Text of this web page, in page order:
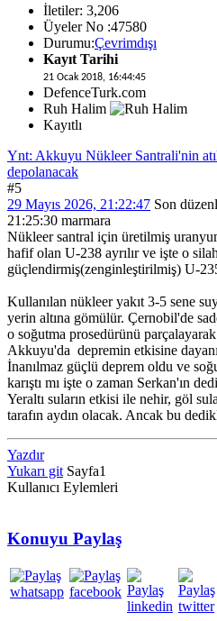
İletiler: 3,206
Üyeler No :47580
Durumu:Çevrimdışı
Kayıt Tarihi
21 Ocak 2018, 16:44:45
DefenceTurk.com
Ruh Halim
Kayıtlı
Ynt: Akkuyu Nükleer Santrali'nin
depolanacak
#5
29 Mayıs 2026, 21:22:47 Son
21:25:30 marmara
Nükleer santral için üretilmiş
hafif olan U-238 ayrılır ve işte o
güçlendirmiş(zenginleştirilmiş) U-
Kullanılan nükleer yakıt 3-5 sene
yerin altına gömülür. Çernobil'de
o soğutma prosedürünü
Akkuyu'da depremin etkisine
İnanılmaz güçlü deprem oldu ve
karıştı mı işte o zaman Serkan'ın
Yeraltı suların etkisi ile nehir, göl
tarafın aydın olacak. Ancak bu
Yazdır
Yukarı git Sayfa1
Kullanıcı Eylemleri
Konuyu Paylaş